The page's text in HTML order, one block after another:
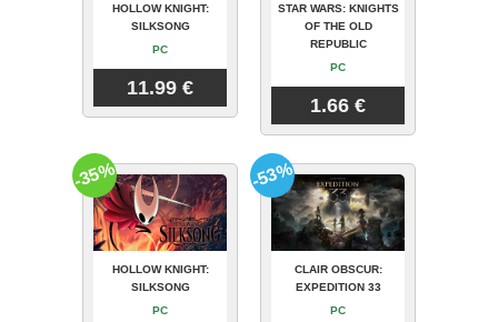
HOLLOW KNIGHT:
SILKSONG
PC
11.99 €
STAR WARS: KNIGHTS
OF THE OLD
REPUBLIC
PC
1.66 €
HOLLOW KNIGHT:
SILKSONG
PC
-35%
CLAIR OBSCUR:
EXPEDITION 33
PC
-53%